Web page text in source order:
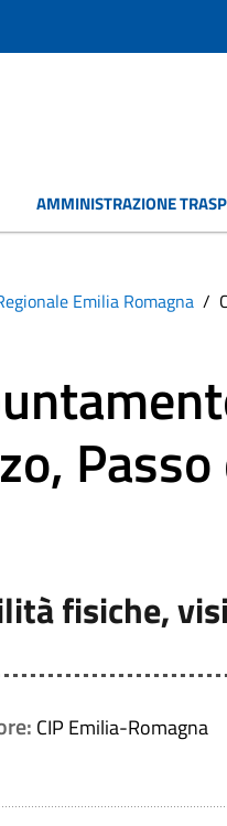
AMMINISTRAZIONE
Emilia Romagna
fisiche,
CIP Emilia-Romagna